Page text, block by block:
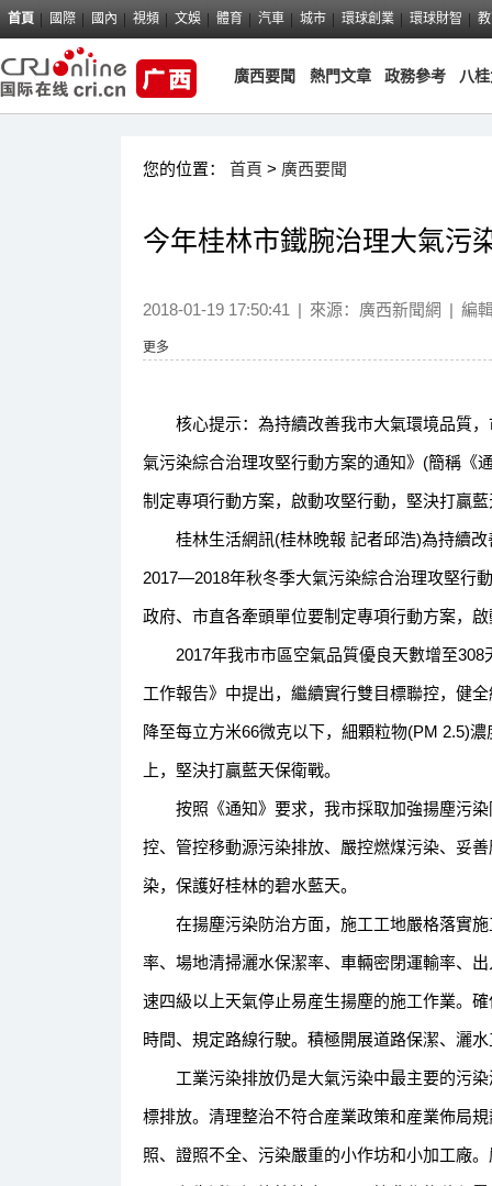
首頁 國際 國內 視頻 文娛 體育 汽車 城市 環球創業 環球財智
廣西要聞 熱門文章 政務參考 八
您的位置： 首頁 > 廣西要聞
今年桂林市鐵腕治理大氣污
2018-01-19 17:50:41 | 來源： 廣西新聞網 | 編
更多
核心提示：為持續改善我市大氣環境品質，
氣污染綜合治理攻堅行動方案的通知》(簡稱《
制定專項行動方案，啟動攻堅行動，堅決打贏
桂林生活網訊(桂林晚報 記者邱浩)為持續改
2017—2018年秋冬季大氣污染綜合治理攻堅行
政府、市直各牽頭單位要制定專項行動方案，
2017年我市市區空氣品質優良天數增至308
工作報告》中提出，繼續實行雙目標聯控，健
降至每立方米66微克以下，細顆粒物(PM 2.5)
上，堅決打贏藍天保衛戰。
按照《通知》要求，我市採取加強揚塵污染
控、管控移動源污染排放、嚴控燃煤污染、妥
染，保護好桂林的碧水藍天。
在揚塵污染防治方面，施工工地嚴格落實施
率、場地清掃灑水保潔率、車輛密閉運輸率、
速四級以上天氣停止易産生揚塵的施工作業。
時間、規定路線行駛。積極開展道路保潔、灑
工業污染排放仍是大氣污染中最主要的污染
標排放。清理整治不符合産業政策和産業佈局
照、證照不全、污染嚴重的小作坊和小加工廠